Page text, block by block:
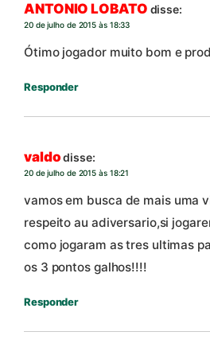
ANTONIO LOBATO disse:
20 de julho de 2015 às 18:33
Ótimo jogador muito bom e
Responder
valdo disse:
20 de julho de 2015 às 18:21
vamos em busca de mais uma
respeito au adiversario,si
como jogaram as tres ultimas
os 3 pontos galhos!!!!
Responder